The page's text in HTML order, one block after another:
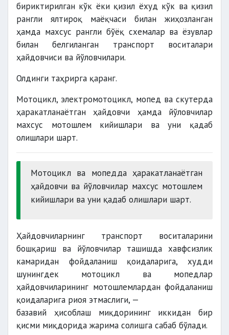
бириктирилган кўк ёки қизил ёхуд кўк ва қизил
рангли ялтироқ маёқчаси билан жиҳозланган
ҳамда махсус рангли бўёқ схемалар ва ёзувлар
билан белгиланган транспорт воситалари
ҳайдовчиси ва йўловчилари.
Олдинги таҳрирга қаранг.
Мотоцикл, электромотоцикл, мопед ва скутерда
ҳаракатланаётган ҳайдовчи ҳамда йўловчилар
махсус мотошлем кийишлари ва уни қадаб
олишлари шарт.
Мотоцикл ва мопедда ҳаракатланаётган
ҳайдовчи ва йўловчилар махсус мотошлем
кийишлари ва уни қадаб олишлари шарт.
Ҳайдовчиларнинг транспорт воситаларини
бошқариш ва йўловчилар ташишда хавфсизлик
камаридан фойдаланиш қоидаларига, худди
шунингдек мотоцикл ва мопедлар
ҳайдовчиларининг мотошлемлардан фойдаланиш
қоидаларига риоя этмаслиги, —
базавий ҳисоблаш миқдорининг иккидан бир
қисми миқдорида жарима солишга сабаб бўлади.